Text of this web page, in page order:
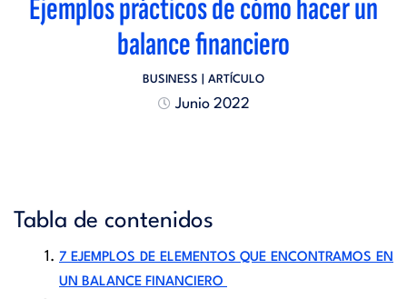
Ejemplos prácticos de cómo hacer un
balance financiero
BUSINESS | ARTÍCULO
Junio 2022
Tabla de contenidos
7 EJEMPLOS DE ELEMENTOS QUE ENCONTRAMOS EN
UN BALANCE FINANCIERO